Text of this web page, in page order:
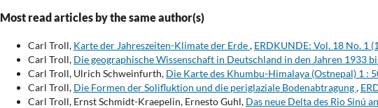
Most read articles by the same author(s)
Carl Troll, Karte der Jahreszeiten-Klimate der Erde, ERDKUNDE: Vol. 18 No. 1
Carl Troll, Die geographische Wissenschaft in Deutschland in den Jahren 1933
Carl Troll, Ulrich Schweinfurth, Die Karte des Khumbu-Himalaya (Ostnepal) 1 :
Carl Troll, Die Formen der Solifluktion und die periglaziale Bodenabtragung,
Carl Troll, Ernst Schmidt-Kraepelin, Ernesto Guhl, Das neue Delta des Rio Sinú